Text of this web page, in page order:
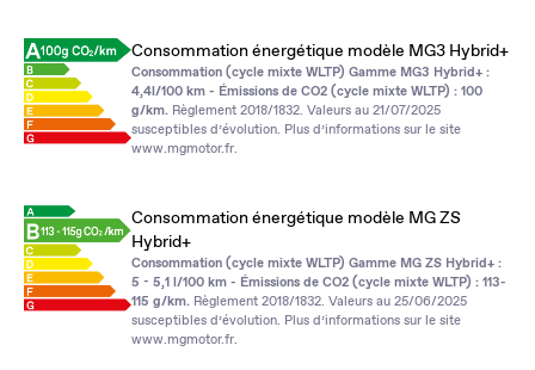
Consommation énergétique modèle MG3 Hybrid+
Consommation (cycle mixte WLTP) Gamme MG3 Hybrid+ :
4,4l/100 km - Émissions de CO2 (cycle mixte WLTP) : 100
g/km. Règlement 2018/1832. Valeurs au 21/07/2025
susceptibles d’évolution. Plus d’informations sur le site
www.mgmotor.fr.
Consommation énergétique modèle MG ZS
Hybrid+
Consommation (cycle mixte WLTP) Gamme MG ZS Hybrid+ :
5 - 5,1 l/100 km - Émissions de CO2 (cycle mixte WLTP) : 113-
115 g/km. Règlement 2018/1832. Valeurs au 25/06/2025
susceptibles d’évolution. Plus d’informations sur le site
www.mgmotor.fr.